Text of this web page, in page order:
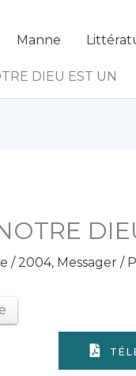
Manne
DIEU EST UN
/ 2004, Messager/